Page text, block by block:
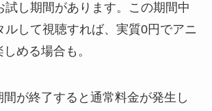
試し期間があります。この期間中
ルして視聴すれば、実質0円でアニ
める場合も。
が終了すると通常料金が発生し